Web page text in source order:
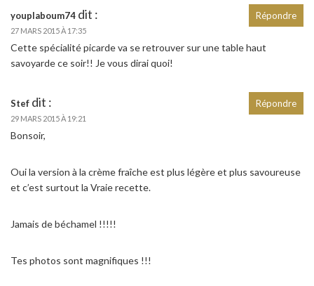
youplaboum74 dit :
27 MARS 2015 À 17:35
Cette spécialité picarde va se retrouver sur une table haut
savoyarde ce soir!! Je vous dirai quoi!
Répondre
Stef dit :
29 MARS 2015 À 19:21
Bonsoir,
Oui la version à la crème fraîche est plus légère et plus savoureuse
et c’est surtout la Vraie recette.
Jamais de béchamel !!!!!
Tes photos sont magnifiques !!!
Répondre